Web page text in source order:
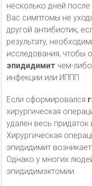
несколько дней
Вас симптомы не
другой антибиотик,
результату,
исследования, чтобы
эпидидимит чем-
инфекции или ИППП.
Если сформировался
хирургическая
удален весь придаток
Хирургическая
эпидидимит
Однако у многих
эпидидимэктомии.